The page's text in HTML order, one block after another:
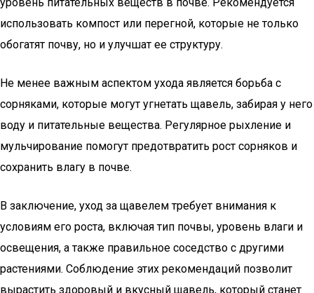
использовать компост или перегной, которые не только
обогатят почву, но и улучшат ее структуру.
Не менее важным аспектом ухода является борьба с
сорняками, которые могут угнетать щавель, забирая у него
воду и питательные вещества. Регулярное рыхление и
мульчирование помогут предотвратить рост сорняков и
сохранить влагу в почве.
В заключение, уход за щавелем требует внимания к
условиям его роста, включая тип почвы, уровень влаги и
освещения, а также правильное соседство с другими
растениями. Соблюдение этих рекомендаций позволит
вырастить здоровый и вкусный щавель, который станет